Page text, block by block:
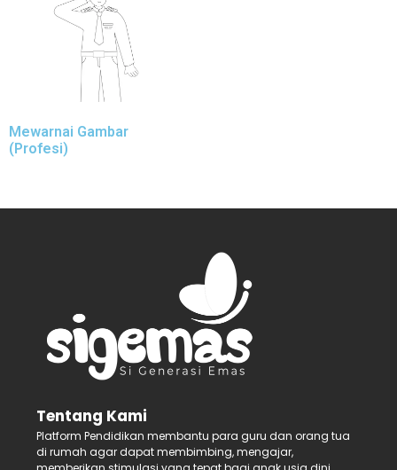
Mewarnai Gambar
(Profesi)
Tentang Kami
Platform Pendidikan membantu para guru dan orang tua
di rumah agar dapat membimbing, mengajar,